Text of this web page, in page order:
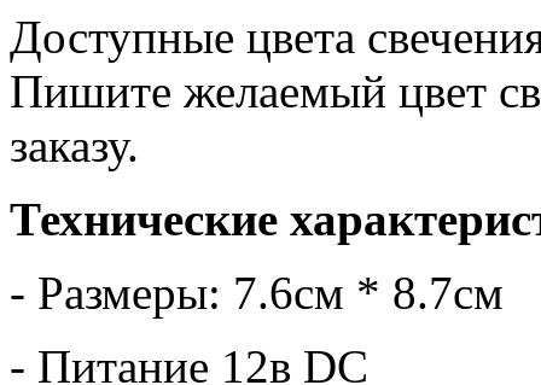
Доступные цвета
Пишите желаемый цвет
заказу.
Технические
- Размеры: 7.6см * 8.7см
- Питание 12в DC